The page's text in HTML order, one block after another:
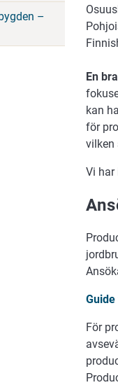
–
En
kan
för
vilken
Vi har
För